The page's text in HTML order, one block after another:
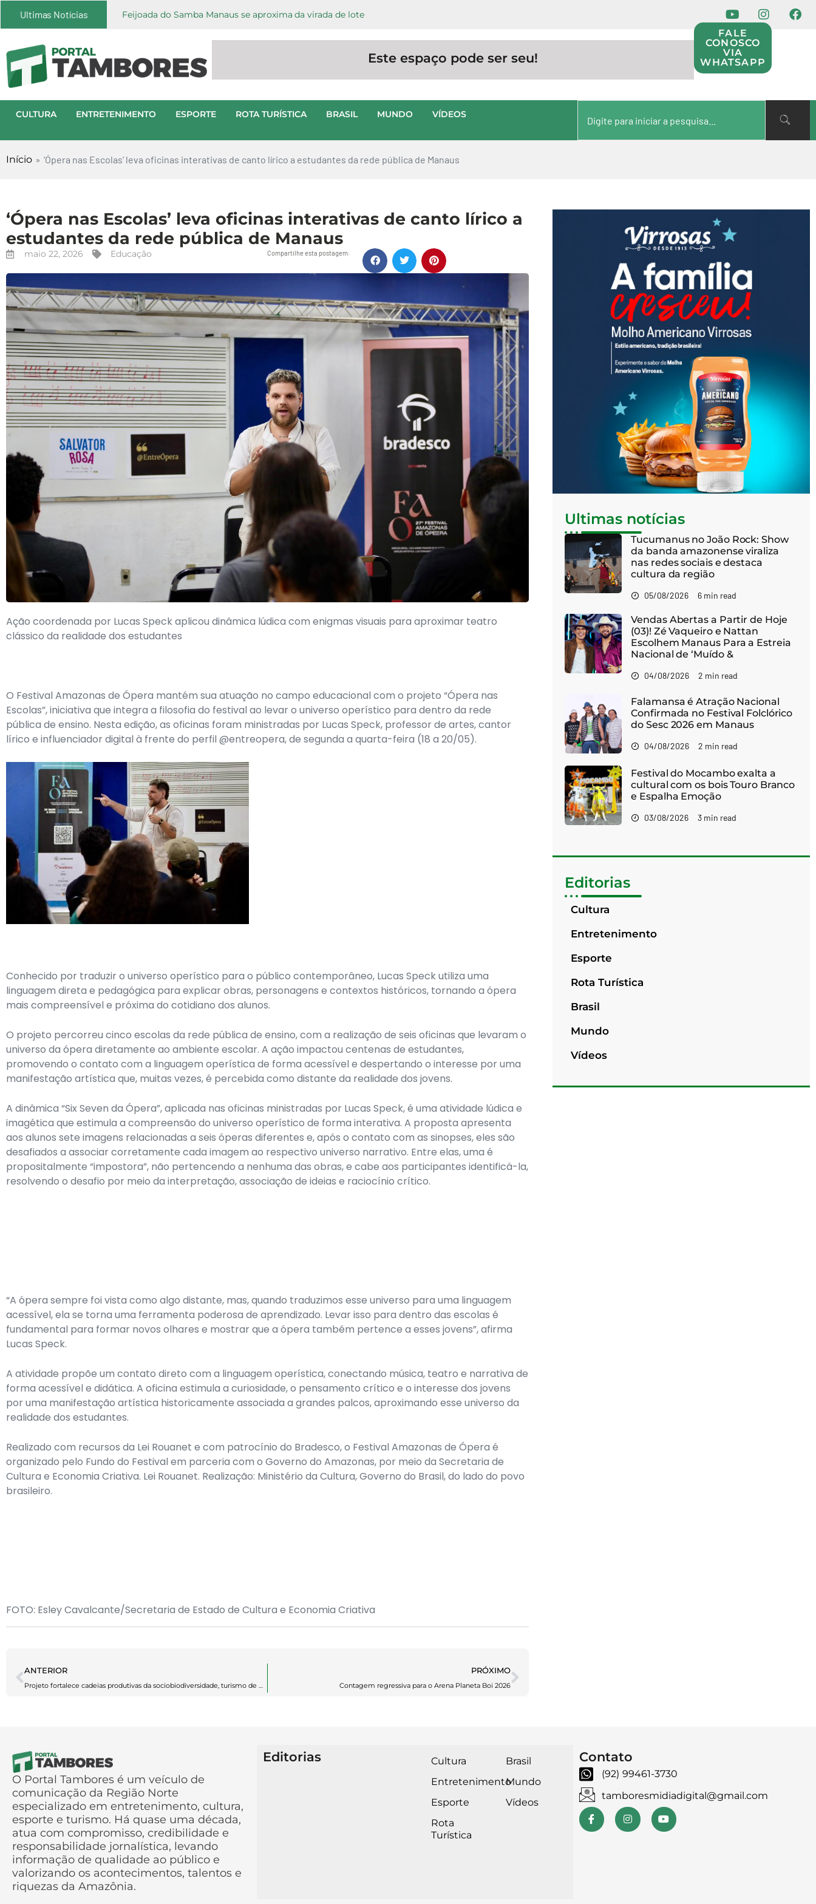
Ultimas Notícias Feijoada do Samba Manaus se aproxima da virada de lote
Este espaço pode ser seu!
FALE
CONOSCO
VIA
WHATSAPP
CULTURA ENTRETENIMENTO ESPORTE ROTA TURÍSTICA BRASIL MUNDO VÍDEOS
Início » ‘Ópera nas Escolas’ leva oficinas interativas de canto lírico a estudantes da rede pública de Manaus
‘Ópera nas Escolas’ leva oficinas interativas de canto lírico a
estudantes da rede pública de Manaus
maio 22, 2026 Educação Compartilhe esta postagem:
Ação coordenada por Lucas Speck aplicou dinâmica lúdica com enigmas visuais para aproximar teatro
clássico da realidade dos estudantes
O Festival Amazonas de Ópera mantém sua atuação no campo educacional com o projeto “Ópera nas
Escolas”, iniciativa que integra a filosofia do festival ao levar o universo operístico para dentro da rede
pública de ensino. Nesta edição, as oficinas foram ministradas por Lucas Speck, professor de artes, cantor
lírico e influenciador digital à frente do perfil @entreopera, de segunda a quarta-feira (18 a 20/05).
Conhecido por traduzir o universo operístico para o público contemporâneo, Lucas Speck utiliza uma
linguagem direta e pedagógica para explicar obras, personagens e contextos históricos, tornando a ópera
mais compreensível e próxima do cotidiano dos alunos.
O projeto percorreu cinco escolas da rede pública de ensino, com a realização de seis oficinas que levaram o
universo da ópera diretamente ao ambiente escolar. A ação impactou centenas de estudantes,
promovendo o contato com a linguagem operística de forma acessível e despertando o interesse por uma
manifestação artística que, muitas vezes, é percebida como distante da realidade dos jovens.
A dinâmica “Six Seven da Ópera”, aplicada nas oficinas ministradas por Lucas Speck, é uma atividade lúdica e
imagética que estimula a compreensão do universo operístico de forma interativa. A proposta apresenta
aos alunos sete imagens relacionadas a seis óperas diferentes e, após o contato com as sinopses, eles são
desafiados a associar corretamente cada imagem ao respectivo universo narrativo. Entre elas, uma é
propositalmente “impostora”, não pertencendo a nenhuma das obras, e cabe aos participantes identificá-la,
resolvendo o desafio por meio da interpretação, associação de ideias e raciocínio crítico.
“A ópera sempre foi vista como algo distante, mas, quando traduzimos esse universo para uma linguagem
acessível, ela se torna uma ferramenta poderosa de aprendizado. Levar isso para dentro das escolas é
fundamental para formar novos olhares e mostrar que a ópera também pertence a esses jovens”, afirma
Lucas Speck.
A atividade propõe um contato direto com a linguagem operística, conectando música, teatro e narrativa de
forma acessível e didática. A oficina estimula a curiosidade, o pensamento crítico e o interesse dos jovens
por uma manifestação artística historicamente associada a grandes palcos, aproximando esse universo da
realidade dos estudantes.
Realizado com recursos da Lei Rouanet e com patrocínio do Bradesco, o Festival Amazonas de Ópera é
organizado pelo Fundo do Festival em parceria com o Governo do Amazonas, por meio da Secretaria de
Cultura e Economia Criativa. Lei Rouanet. Realização: Ministério da Cultura, Governo do Brasil, do lado do povo
brasileiro.
FOTO: Esley Cavalcante/Secretaria de Estado de Cultura e Economia Criativa
ANTERIOR PRÓXIMO
Contagem regressiva para o Arena Planeta Boi 2026
Ultimas notícias
Tucumanus no João Rock: Show
da banda amazonense viraliza
nas redes sociais e destaca
cultura da região
05/08/2026 6 min read
Vendas Abertas a Partir de Hoje
(03)! Zé Vaqueiro e Nattan
Escolhem Manaus Para a Estreia
Nacional de ‘Muído &
04/08/2026 2 min read
Falamansa é Atração Nacional
Confirmada no Festival Folclórico
do Sesc 2026 em Manaus
04/08/2026 2 min read
Festival do Mocambo exalta a
cultural com os bois Touro Branco
e Espalha Emoção
03/08/2026 3 min read
Editorias
Cultura
Entretenimento
Esporte
Rota Turística
Brasil
Mundo
Vídeos
O Portal Tambores é um veículo de
comunicação da Região Norte
especializado em entretenimento, cultura,
esporte e turismo. Há quase uma década,
atua com compromisso, credibilidade e
responsabilidade jornalística, levando
informação de qualidade ao público e
valorizando os acontecimentos, talentos e
riquezas da Amazônia.
Editorias
Cultura
Entretenimento
Esporte
Rota
Turística
Brasil
Mundo
Vídeos
Contato
(92) 99461-3730
tamboresmidiadigital@gmail.com